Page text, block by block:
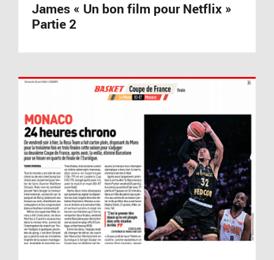
James « Un bon film pour Netflix »
Partie 2